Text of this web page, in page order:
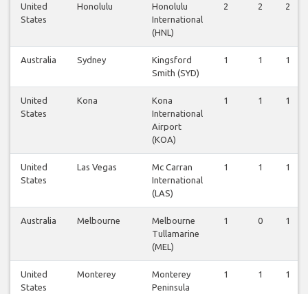
United
States
Honolulu
Honolulu
International
(HNL)
2 2 2
Australia Sydney
Kingsford
Smith (SYD)
1 1 1
United
States
Kona
Kona
International
Airport
(KOA)
1 1 1
United
States
Las Vegas
Mc Carran
International
(LAS)
1 1 1
Australia Melbourne
Melbourne
Tullamarine
(MEL)
1 0 1
United
States
Monterey
Monterey
Peninsula
1 1 1